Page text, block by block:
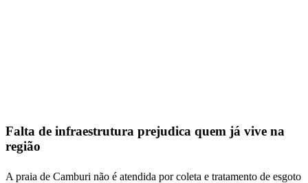
Falta de infraestrutura prejudica quem já vive na
região
A praia de Camburi não é atendida por coleta e tratamento de esgoto